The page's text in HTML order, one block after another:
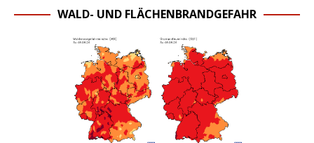
WALD- UND FLÄCHENBRANDGEFAHR